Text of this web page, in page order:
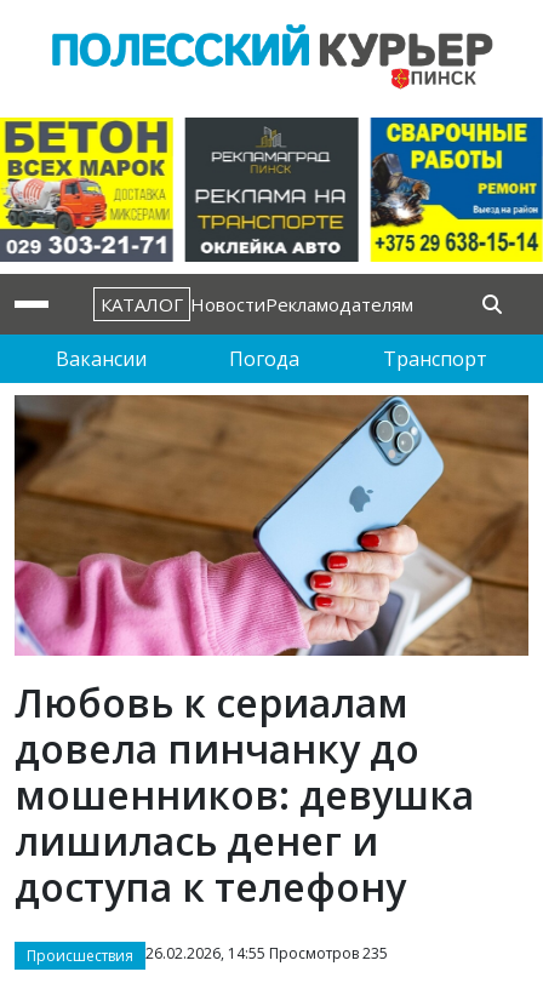
КАТАЛОГ НовостиРекламодателям
Вакансии Погода Транспорт
Любовь к сериалам
довела пинчанку до
мошенников: девушка
лишилась денег и
доступа к телефону
Происшествия 26.02.2026, 14:55 Просмотров 235